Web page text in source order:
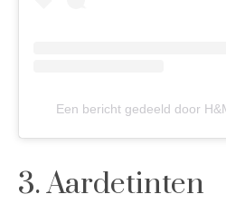
Een bericht gedeeld door
3. Aardetinten